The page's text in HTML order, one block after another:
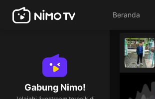
Beranda
Gabung Nimo!